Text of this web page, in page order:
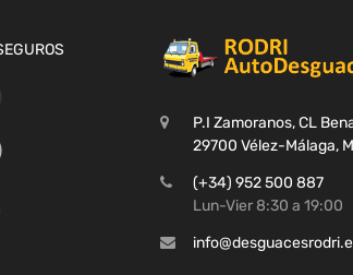
P.I Zamoranos, CL
29700 Vélez-Málaga,
(+34) 952 500 887
Lun-Vier 8:30 a 19:00